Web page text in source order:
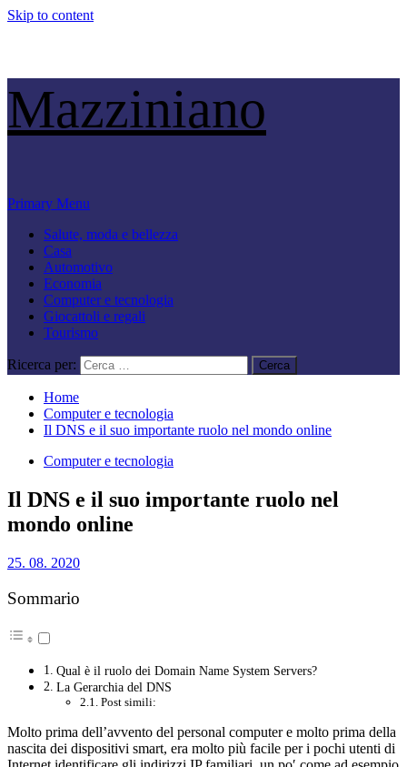
Skip to content
Mazziniano
Primary Menu
Salute, moda e bellezza
Casa
Automotivo
Economia
Computer e tecnologia
Giocattoli e regali
Tourismo
Ricerca per:
Home
Computer e tecnologia
Il DNS e il suo importante ruolo nel mondo online
Computer e tecnologia
Il DNS e il suo importante ruolo nel
mondo online
25. 08. 2020
Sommario
Qual è il ruolo dei Domain Name System Servers?
La Gerarchia del DNS
Post simili:
Molto prima dell’avvento del personal computer e molto prima della
nascita dei dispositivi smart, era molto più facile per i pochi utenti di